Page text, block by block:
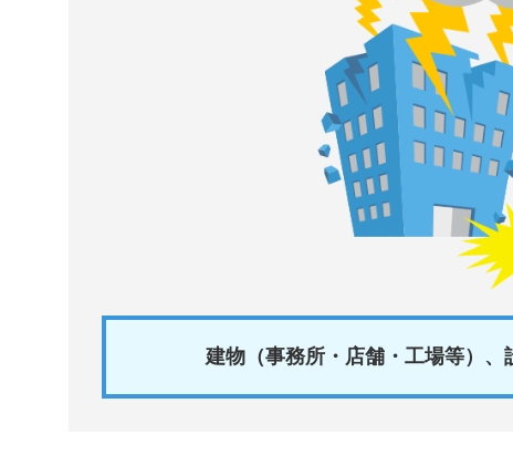
建物（事務所・店舗・工場等）、